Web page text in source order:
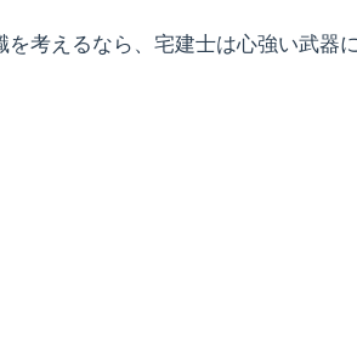
を考えるなら、宅建士は心強い武器